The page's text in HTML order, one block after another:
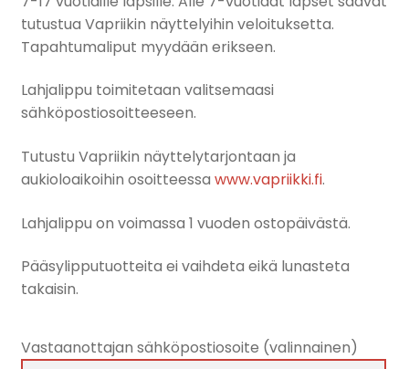
tutustua Vapriikin näyttelyihin veloituksetta.
Tapahtumaliput myydään erikseen.
Lahjalippu toimitetaan valitsemaasi
sähköpostiosoitteeseen.
Tutustu Vapriikin näyttelytarjontaan ja
aukioloaikoihin osoitteessa www.vapriikki.fi.
Lahjalippu on voimassa 1 vuoden ostopäivästä.
Pääsylipputuotteita ei vaihdeta eikä lunasteta
takaisin.
Vastaanottajan sähköpostiosoite (valinnainen)